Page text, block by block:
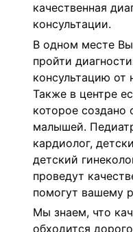
качественная
консультации.
В одном месте
пройти
консультацию от
Также в центре
которое создано
малышей.
кардиолог,
детский
проведут
помогут вашему
Мы знаем, что
обходится